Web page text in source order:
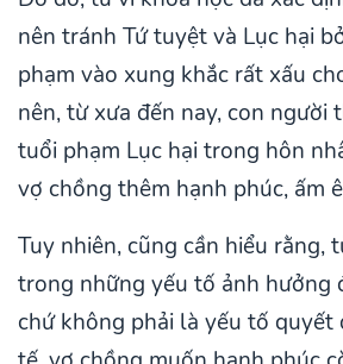
nên tránh Tứ tuyệt và Lục hại
phạm vào xung khắc rất xấu
nên, từ xưa đến nay, con người
tuổi phạm Lục hại trong hôn
vợ chồng thêm hạnh phúc, ấm
Tuy nhiên, cũng cần hiểu rằng,
trong những yếu tố ảnh hưởng
chứ không phải là yếu tố quyết